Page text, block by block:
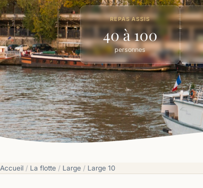
REPAS ASSIS
40 à 100
personnes
Accueil / La flotte / Large / Large 10